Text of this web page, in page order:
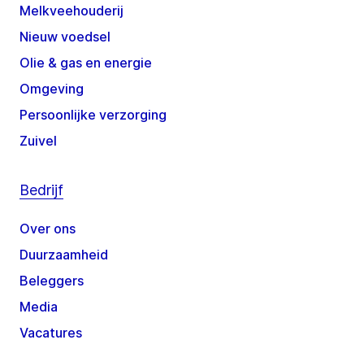
Melkveehouderij
Nieuw voedsel
Olie & gas en energie
Omgeving
Persoonlijke verzorging
Zuivel
Bedrijf
Over ons
Duurzaamheid
Beleggers
Media
Vacatures